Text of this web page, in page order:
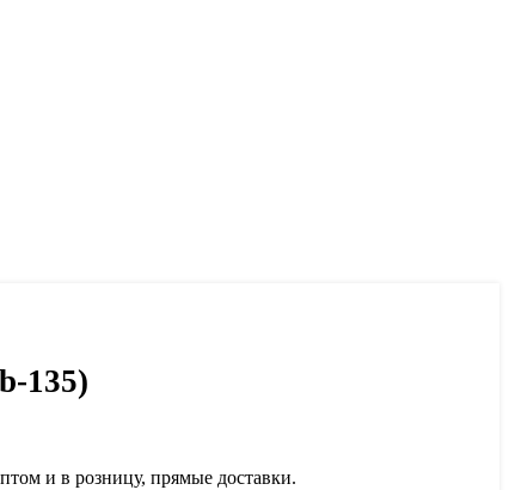
135)
и в розницу, прямые доставки.